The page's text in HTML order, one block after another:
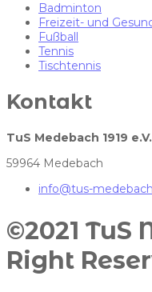
Badminton
Freizeit- und
Fußball
Tennis
Tischtennis
Kontakt
TuS Medebach 1919 e.V.
59964 Medebach
info@tus-
©2021 TuS
Right